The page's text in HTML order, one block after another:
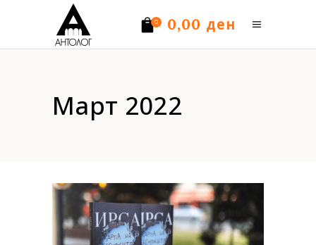
0 0,00 ден
Март 2022